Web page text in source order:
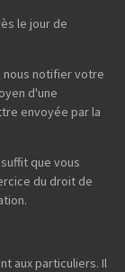
le jour de
notifier votre
d'une
envoyée par la
que vous
du droit de
aux particuliers. Il